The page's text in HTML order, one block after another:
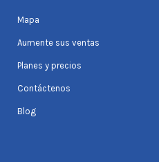
Mapa
Aumente sus ventas
Planes y precios
Contáctenos
Blog